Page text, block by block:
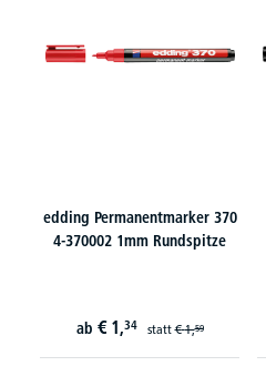
edding Permanentmarker 370
4-370002 1mm Rundspitze
ab € 1,34 statt€ 1,59